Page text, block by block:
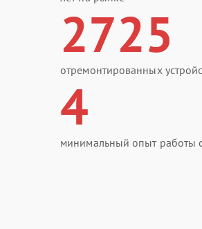
2725
отремонтированных
4
минимальный опыт работы